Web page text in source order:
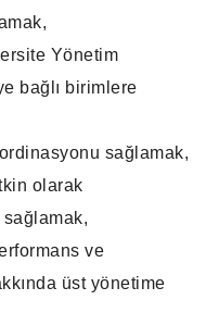
Yönetim
bağlı birimlere
sağlamak,
olarak
sağlamak,
ve
üst yönetime